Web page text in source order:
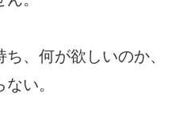
、何が欲しいのか、
い。